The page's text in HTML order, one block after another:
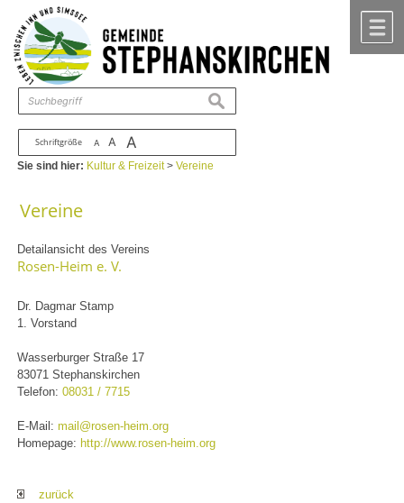
Zum Inhalt ,zur Navigation
Schriftgröße A A A
suchen
Sie sind hier: Kultur & Freizeit>Vereine
Vereine
Detailansicht des Vereins
Rosen-Heim e. V.
Dr. Dagmar Stamp
1. Vorstand
Wasserburger Straße 17
83071 Stephanskirchen
Telefon:08031 / 7715
E-Mail:mail@rosen-heim.org
Homepage: http://www.rosen-heim.org
zurück